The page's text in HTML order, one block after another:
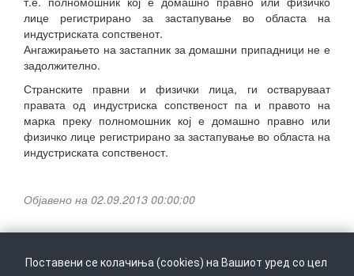
лице регистрирано за застапување во областа на
индустриската сопственот.
Ангажирањето на застапник за домашни припадници не е
задолжително.
Странските правни и физички лица, ги остваруваат
правата од индустриска сопственост па и правото на
марка преку полномошник кој е домашно правно или
физичко лице регистрирано за застапување во областа на
индустриската сопственост.
Објавено на 02.09.2013 00:00:00
Поставени се колачиња (cookies) на Вашиот уред со цел